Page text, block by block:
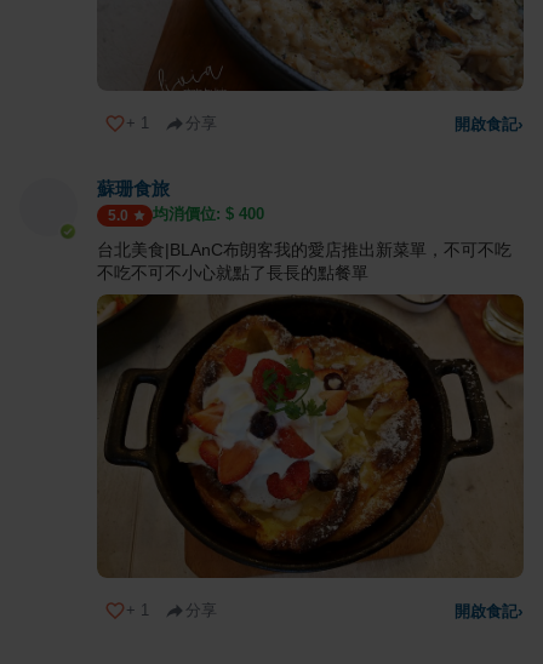
+ 1 分享 開啟食記›
蘇珊食旅
5.0 均消價位: $ 400
台北美食|BLAnC布朗客我的愛店推出新菜單，不可不吃
不吃不可不小心就點了長長的點餐單
+ 1 分享 開啟食記›